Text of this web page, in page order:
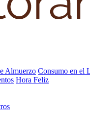
Almuerzo Consumo en el
Hora Feliz